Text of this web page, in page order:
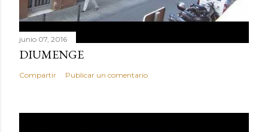
junio 07, 2016
DIUMENGE
Compartir Publicar un comentario